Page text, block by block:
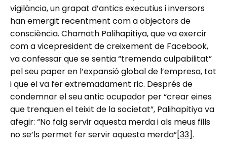
vigilància, un grapat d’antics executius i inversors
han emergit recentment com a objectors de
consciència. Chamath Palihapitiya, que va exercir
com a vicepresident de creixement de Facebook,
va confessar que se sentia “tremenda culpabilitat”
pel seu paper en l’expansió global de l’empresa, tot
i que el va fer extremadament ric. Després de
condemnar el seu antic ocupador per “crear eines
que trenquen el teixit de la societat”, Palihapitiya va
afegir: “No faig servir aquesta merda i als meus fills
no se’ls permet fer servir aquesta merda”[33].